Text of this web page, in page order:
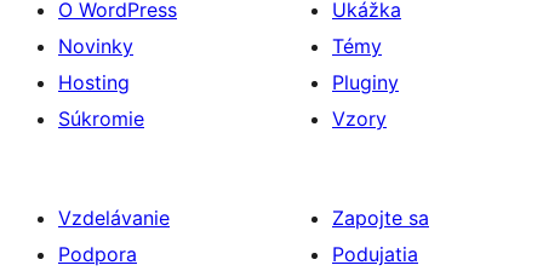
O WordPress
Novinky
Hosting
Súkromie
Ukážka
Témy
Pluginy
Vzory
Vzdelávanie
Podpora
Zapojte sa
Podujatia